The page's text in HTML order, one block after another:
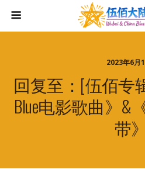
2023年6月
回复至：[伍佰专
Blue电影歌曲》&
带》